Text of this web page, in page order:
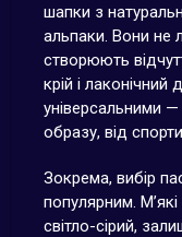
шапки з
альпаки. Вони не
створюють
крій і
універсальними
образу, від
Зокрема, вибір
популярним.
світло-сірий,